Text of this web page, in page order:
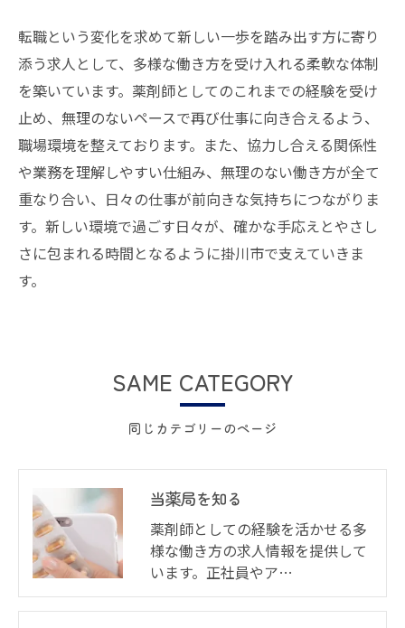
転職という変化を求めて新しい一歩を踏み出す方に寄り
添う求人として、多様な働き方を受け入れる柔軟な体制
を築いています。薬剤師としてのこれまでの経験を受け
止め、無理のないペースで再び仕事に向き合えるよう、
職場環境を整えております。また、協力し合える関係性
や業務を理解しやすい仕組み、無理のない働き方が全て
重なり合い、日々の仕事が前向きな気持ちにつながりま
す。新しい環境で過ごす日々が、確かな手応えとやさし
さに包まれる時間となるように掛川市で支えていきま
す。
同じカテゴリーのページ
SAME CATEGORY
当薬局を知る
薬剤師としての経験を活かせる多
様な働き方の求人情報を提供して
います。正社員やア…